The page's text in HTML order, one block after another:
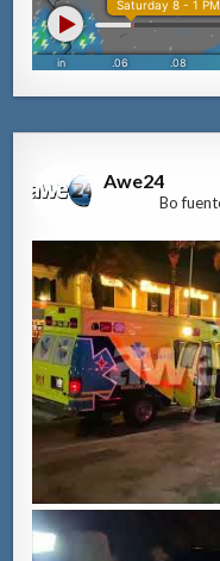
Awe24
Bo